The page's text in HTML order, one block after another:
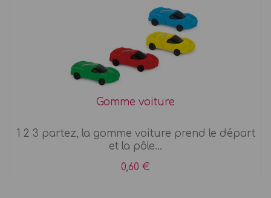
Gomme voiture
1 2 3 partez, la gomme voiture prend le départ
et la pôle...
0,60 €